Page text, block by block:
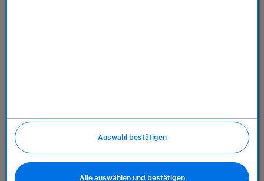
Auswahl bestätigen
Alle auswählen und bestätigen